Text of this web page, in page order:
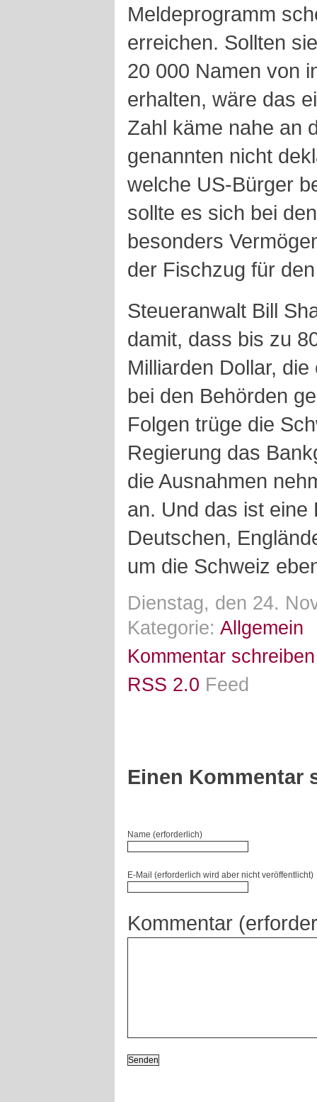
Meldeprogramm
erreichen. Sollten
20 000 Namen von
erhalten, wäre das
Zahl käme nahe an
genannten nicht
welche US-Bürger
sollte es sich bei
besonders
der Fischzug für
Steueranwalt Bill
damit, dass bis zu
Milliarden Dollar,
bei den Behörden
Folgen trüge die
Regierung das
die Ausnahmen
an. Und das ist eine
Deutschen,
um die Schweiz
Dienstag, den 24.
Kategorie: Allgemein
Kommentar schreiben
RSS 2.0 Feed
Einen Kommentar
Name (erforderlich)
E-Mail (erforderlich wird aber nicht veröffentlicht)
Kommentar